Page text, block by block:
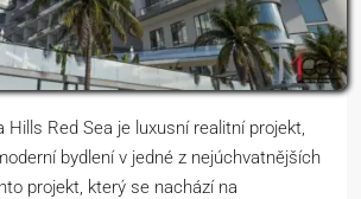
Hills Red Sea je luxusní realitní projekt,
bydlení v jedné z nejúchvatnějších
projekt, který se nachází na